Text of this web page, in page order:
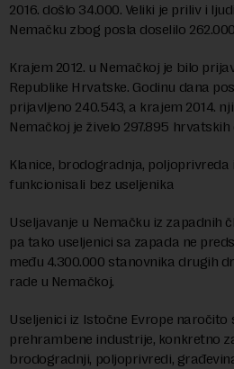
2016. došlo 34.000. Veliki je priliv i
Nemačku zbog posla doselilo
Krajem 2012. u Nemačkoj je bilo
Republike Hrvatske. Godinu dana
prijavljeno 240.543, a krajem 2014.
Nemačkoj je živelo 297.895
Klanice, brodogradnja,
funkcionisali bez useljenika
Useljavanje u Nemačku iz zapadnih
pa tako useljenici sa zapada ne
među 4.300.000 stanovnika drugih
rade u Nemačkoj.
Useljenici iz Istočne Evrope
prehrambene industrije, konkretno
brodogradnji, poljoprivredi,